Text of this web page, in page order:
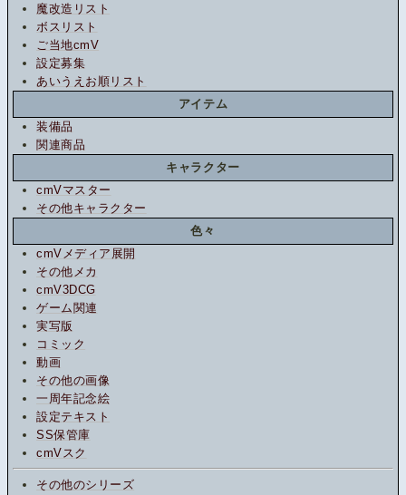
魔改造リスト
ボスリスト
ご当地cmV
設定募集
あいうえお順リスト
アイテム
装備品
関連商品
キャラクター
cmVマスター
その他キャラクター
色々
cmVメディア展開
その他メカ
cmV3DCG
ゲーム関連
実写版
コミック
動画
その他の画像
一周年記念絵
設定テキスト
SS保管庫
cmVスク
その他のシリーズ